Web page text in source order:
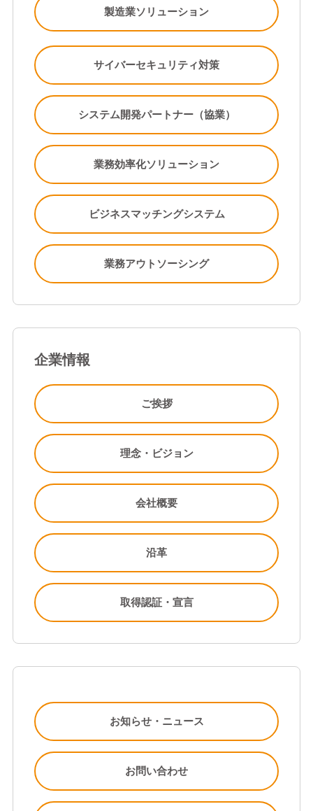
製造業ソリューション
サイバーセキュリティ対策
システム開発パートナー（協業）
業務効率化ソリューション
ビジネスマッチングシステム
業務アウトソーシング
企業情報
ご挨拶
理念・ビジョン
会社概要
沿革
取得認証・宣言
お知らせ・ニュース
お問い合わせ